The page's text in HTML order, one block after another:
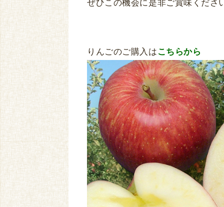
ぜひこの機会に是非ご賞味くださ
りんごのご購入は こちらから